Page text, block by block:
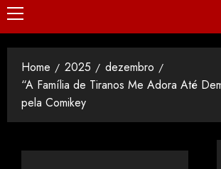
Home 2025
dezembro
“A Família de Tiranos Me Adora Até
pela Comikey